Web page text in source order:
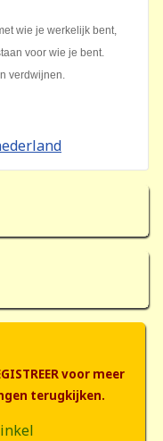
wie je werkelijk bent,
voor wie je bent.
verdwijnen.
voor meer
terugkijken.